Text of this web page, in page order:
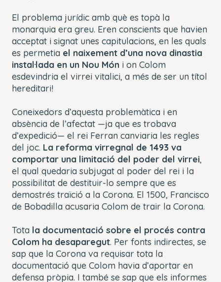
El problema jurídic amb què es topà la
monarquia era greu. Eren conscients que havien
acceptat i signat unes capitulacions, en les quals
es permetia el naixement d’una nova dinastia
instal·lada en un Nou Món i on Colom
esdevindria el virrei vitalici, a més de ser un títol
hereditari!
Coneixedors d’aquesta problemàtica i en
absència de l’afectat —ja que es trobava
d’expedició— el rei Ferran canviaria les regles
del joc. La reforma virregnal de 1493 va
comportar una limitació del poder del virrei,
el qual quedaria subjugat al poder del rei i la
possibilitat de destituir-lo sempre que es
demostrés traïció a la Corona. El 1500, Francisco
de Bobadilla acusaria Colom de trair la Corona.
Tota la documentació sobre el procés contra
Colom ha desaparegut. Per fonts indirectes, se
sap que la Corona va requisar tota la
documentació que Colom havia d’aportar en
defensa pròpia. I també se sap que els informes